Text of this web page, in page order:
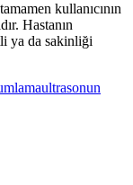
kullanıcının
Hastanın
ya da sakinliği
ultrasonun